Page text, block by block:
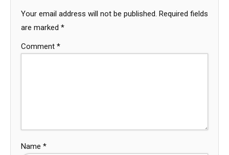
Your email address will not be published. Required fields
are marked *
Comment *
Name *